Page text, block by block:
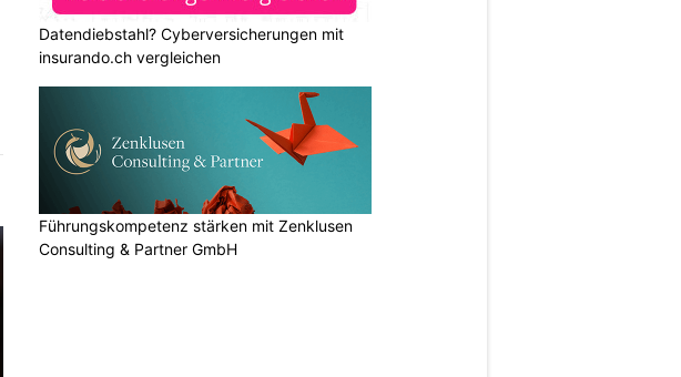
Datendiebstahl? Cyberversicherungen mit
insurando.ch vergleichen
Führungskompetenz stärken mit Zenklusen
Consulting & Partner GmbH